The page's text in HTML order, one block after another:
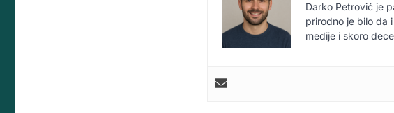
Darko Petrović je
prirodno je bilo da
medije i skoro